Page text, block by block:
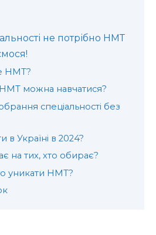
не потрібно НМТ
НМТ?
можна навчатися?
спеціальності без
в Україні в 2024?
на тих, хто обирає?
уникати НМТ?